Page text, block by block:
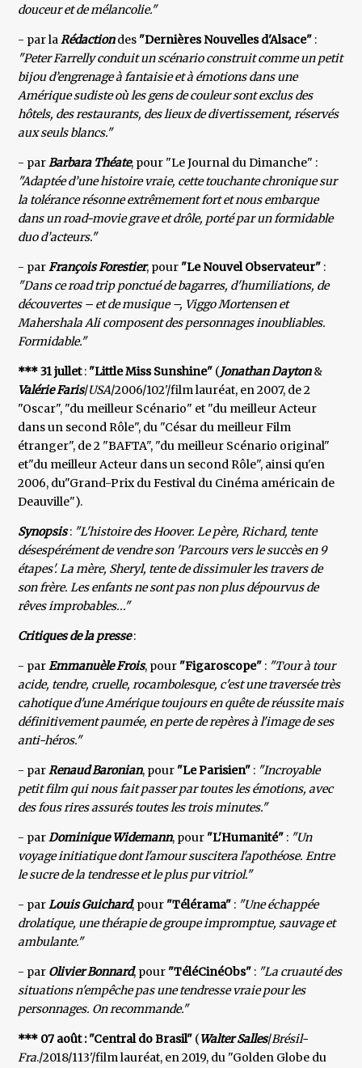
douceur et de mélancolie."
- par laRédactiondes "Dernières Nouvelles d'Alsace" :
"Peter Farrelly conduit un scénario construit comme un petit
bijou d’engrenage à fantaisie et à émotions dans une
Amérique sudiste où les gens de couleur sont exclus des
hôtels, des restaurants, des lieux de divertissement, réservés
aux seuls blancs."
- parBarbara Théate, pour "Le Journal du Dimanche" :
"Adaptée d’une histoire vraie, cette touchante chronique sur
la tolérance résonne extrêmement fort et nous embarque
dans un road-movie grave et drôle, porté par un formidable
duo d’acteurs."
- parFrançois Forestier, pour "Le Nouvel Observateur" :
"Dans ce road trip ponctué de bagarres, d'humiliations, de
découvertes – et de musique –, Viggo Mortensen et
Mahershala Ali composent des personnages inoubliables.
Formidable."
*** 31 jullet: "Little Miss Sunshine" (Jonathan Dayton&
Valérie Faris/USA/2006/102'/film lauréat, en 2007, de 2
"Oscar", "du meilleur Scénario" et "du meilleur Acteur
dans un second Rôle", du "César du meilleur Film
étranger", de 2 "BAFTA", "du meilleur Scénario original"
et"du meilleur Acteur dans un second Rôle", ainsi qu'en
2006, du"Grand-Prix du Festival du Cinéma américain de
Deauville").
Synopsis: "L'histoire des Hoover. Le père, Richard, tente
désespérément de vendre son 'Parcours vers le succès en 9
étapes'. La mère, Sheryl, tente de dissimuler les travers de
son frère. Les enfants ne sont pas non plus dépourvus de
rêves improbables..."
Critiques de la presse:
- parEmmanuèle Frois, pour "Figaroscope" : "Tour à tour
acide, tendre, cruelle, rocambolesque, c'est une traversée très
cahotique d'une Amérique toujours en quête de réussite mais
définitivement paumée, en perte de repères à l'image de ses
anti-héros."
- parRenaud Baronian, pour "Le Parisien" : "Incroyable
petit film qui nous fait passer par toutes les émotions, avec
des fous rires assurés toutes les trois minutes."
- parDominique Widemann, pour "L'Humanité" : "Un
voyage initiatique dont l'amour suscitera l'apothéose. Entre
le sucre de la tendresse et le plus pur vitriol."
- parLouis Guichard, pour "Télérama" : "Une échappée
drolatique, une thérapie de groupe impromptue, sauvage et
ambulante."
- par Olivier Bonnard, pour "TéléCinéObs" : "La cruauté des
situations n'empêche pas une tendresse vraie pour les
personnages. On recommande."
*** 07 août : "Central do Brasil" (Walter Salles/Brésil-
Fra./2018/113'/film lauréat, en 2019, du "Golden Globe du